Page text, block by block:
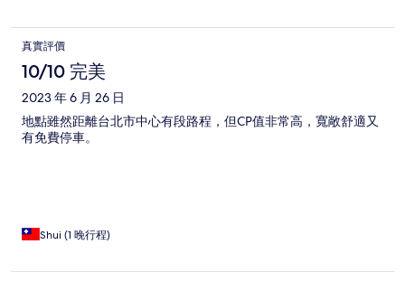
真實評價
10/10 完美
2023 年 6 月 26 日
地點雖然距離台北市中心有段路程，但CP值非常高，寬敞舒適又
有免費停車。
Shui (1 晚行程)